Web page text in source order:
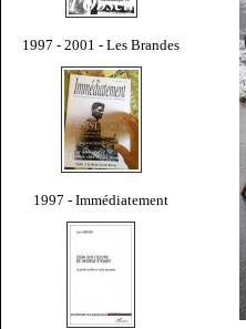
1997 - 2001 - Les Brandes
1997 - Immédiatement